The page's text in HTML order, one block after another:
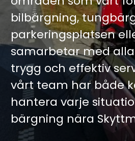
bilbärgning,
parkeringsplatsen
samarbetar med
trygg och effektiv
vårt team har både
hantera varje
bärgning nära